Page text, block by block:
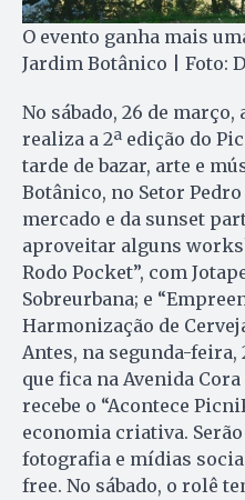
O evento ganha mais
Jardim Botânico | Foto:
No sábado, 26 de
realiza a 2ª edição do
tarde de bazar, arte e
Botânico, no Setor
mercado e da sunset
aproveitar alguns
Rodo Pocket”, com
Sobreurbana; e
Harmonização de
Antes, na segunda-feira,
que fica na Avenida
recebe o “Acontece
economia criativa.
fotografia e mídias
free. No sábado, o rolê